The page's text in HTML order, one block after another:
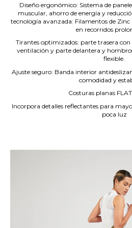
Diseño ergonómico: Sistema de
muscular, ahorro de energía y
tecnología avanzada: Filamentos de
en recorridos
Tirantes optimizados: parte trasera
ventilación y parte delantera y
flexible.
Ajuste seguro: Banda interior
comodidad y
Costuras planas
Incorpora detalles reflectantes para
poca luz